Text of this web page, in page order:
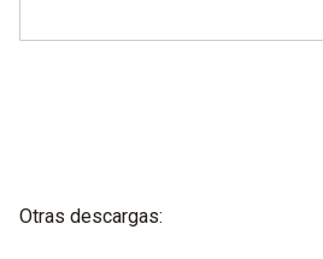
Otras descargas: